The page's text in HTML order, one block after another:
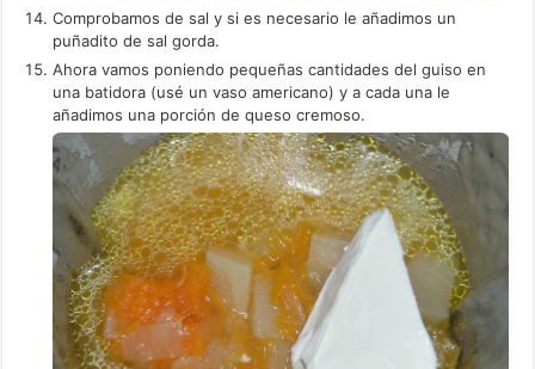
Comprobamos de sal y si es necesario le añadimos un
puñadito de sal gorda.
Ahora vamos poniendo pequeñas cantidades del guiso en
una batidora (usé un vaso americano) y a cada una le
añadimos una porción de queso cremoso.